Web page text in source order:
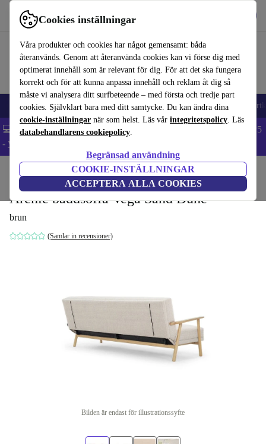
Cookies inställningar
Våra produkter och cookies har något gemensamt: båda
återanvänds. Genom att återanvända cookies kan vi förse dig med
optimerat innehåll som är relevant för dig. För att det ska fungera
korrekt och för att kunna anpassa innehåll och reklam åt dig så
måste vi analysera ditt surfbeteende – med första och tredje part
cookies. Självklart bara med ditt samtycke. Du kan ändra dina
cookie-inställningar när som helst. Läs vår integritetspolicy. Läs
databehandlarens cookiepolicy.
Begränsad användning
COOKIE-INSTÄLLNINGAR
ACCEPTERA ALLA COOKIES
Använd refurbed snabbt och enkelt
🎒 Back to school Mobiltelefoner Bärbara datorer Surfplattor
💻 Extra 5% rabatt på alla MacBooks och laptops - Code: LAPTOP5
- Villkor
Hushåll Möbler
Archie bäddsoffa Vega Sand Dune
brun
(Samlar in recensioner)
Bilden är endast för illustrationssyfte